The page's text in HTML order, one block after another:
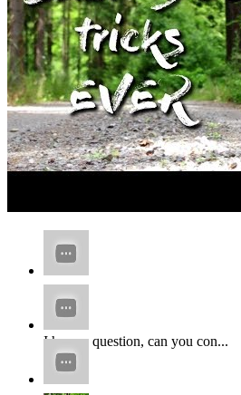
...
I have a question, can you con...